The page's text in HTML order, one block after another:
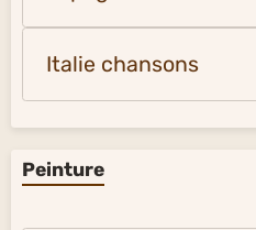
Italie chansons
Peinture